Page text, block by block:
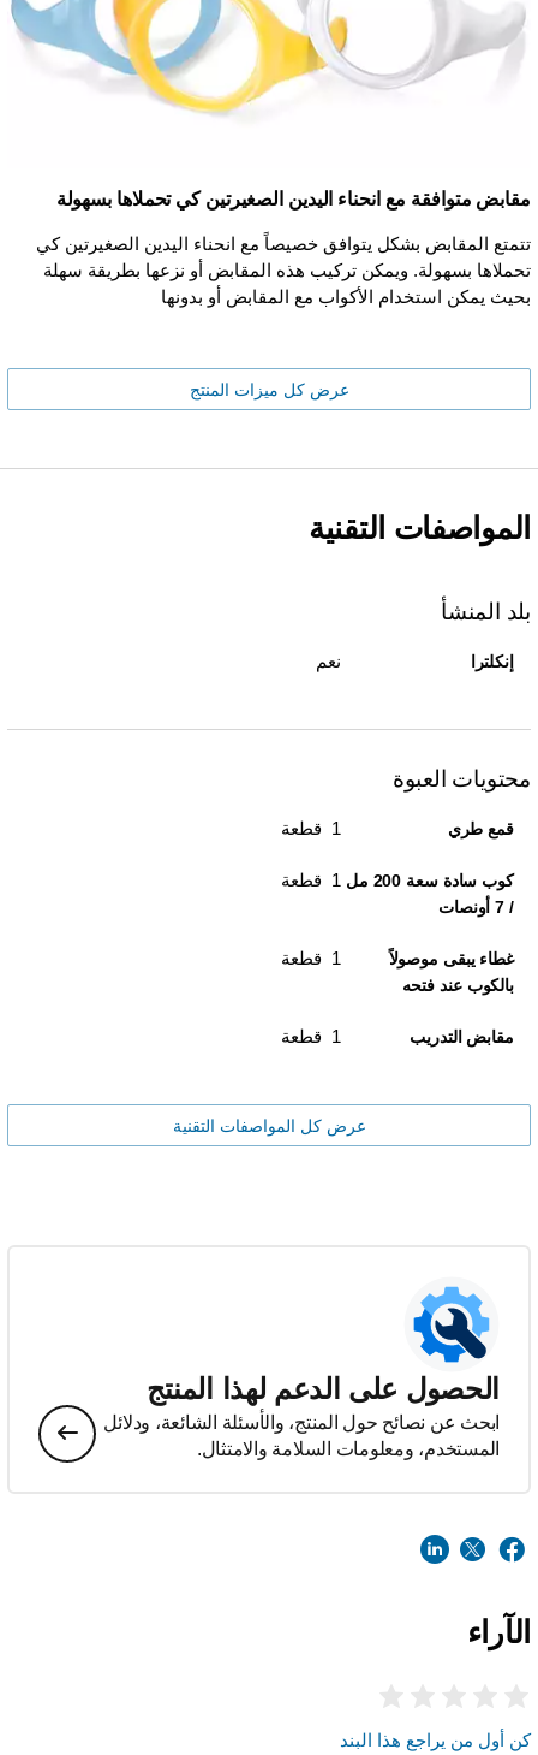
مقابض متوافقة مع انحناء اليدين الصغيرتين كي تحملاها بسهولة
تتمتع المقابض بشكل يتوافق خصيصاً مع انحناء اليدين الصغيرتين كي
تحملاها بسهولة. ويمكن تركيب هذه المقابض أو نزعها بطريقة سهلة
بحيث يمكن استخدام الأكواب مع المقابض أو بدونها
عرض كل ميزات المنتج
المواصفات التقنية
بلد المنشأ
إنكلترا نعم
محتويات العبوة
قمع طري 1 قطعة
كوب سادة سعة 200 مل
/ 7 أونصات
1 قطعة
غطاء يبقى موصولاً
بالكوب عند فتحه
1 قطعة
مقابض التدريب 1 قطعة
عرض كل المواصفات التقنية
الحصول على الدعم لهذا المنتج
ابحث عن نصائح حول المنتج، والأسئلة الشائعة، ودلائل
المستخدم، ومعلومات السلامة والامتثال.
الآراء
كن أول من يراجع هذا البند